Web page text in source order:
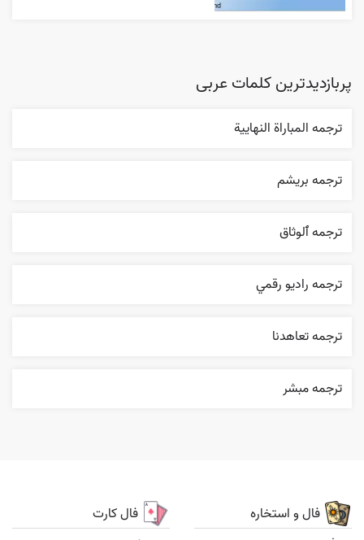
پربازدیدترین کلمات عربی
ترجمه المباراة النهایية
ترجمه بریشم
ترجمه ٱلوثاق
ترجمه راديو رقمي
ترجمه تعاهدنا
ترجمه مبشر
فال و استخاره فال کارت